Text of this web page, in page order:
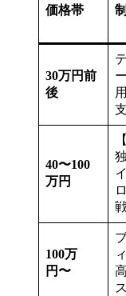
価格帯
30万円前
後
40〜100
万円
100万
円〜